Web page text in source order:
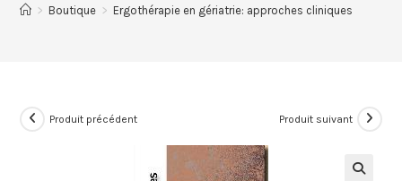
> Boutique > Ergothérapie en gériatrie: approches cliniques
Produit précédent Produit suivant